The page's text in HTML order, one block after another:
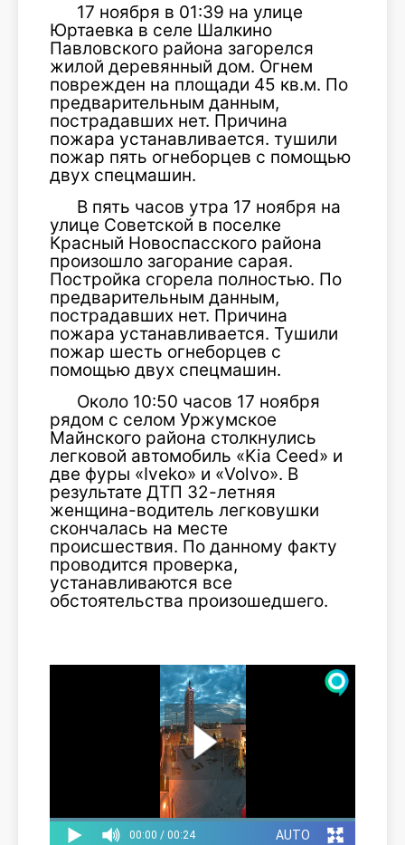
17 ноября в 01:39 на улице
Юртаевка в селе Шалкино
Павловского района загорелся
жилой деревянный дом. Огнем
поврежден на площади 45 кв.м. По
предварительным данным,
пострадавших нет. Причина
пожара устанавливается. тушили
пожар пять огнеборцев с помощью
двух спецмашин.
В пять часов утра 17 ноября на
улице Советской в поселке
Красный Новоспасского района
произошло загорание сарая.
Постройка сгорела полностью. По
предварительным данным,
пострадавших нет. Причина
пожара устанавливается. Тушили
пожар шесть огнеборцев с
помощью двух спецмашин.
Около 10:50 часов 17 ноября
рядом с селом Уржумское
Майнского района столкнулись
легковой автомобиль «Kia Ceed» и
две фуры «Iveko» и «Volvo». В
результате ДТП 32-летняя
женщина-водитель легковушки
скончалась на месте
происшествия. По данному факту
проводится проверка,
устанавливаются все
обстоятельства произошедшего.